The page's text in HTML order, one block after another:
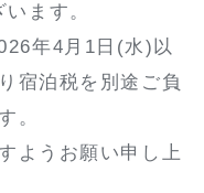
ます。
年4月1日(水)以
宿泊税を別途ご負
。
ようお願い申し上